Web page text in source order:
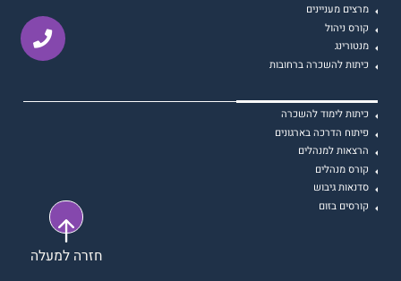
חזרה למעלה
מרצים מעניינים
קורס ניהול
מנטורינג
כיתות להשכרה ברחובות
כיתות לימוד להשכרה
פיתוח הדרכה בארגונים
הרצאות למנהלים
קורס מנהלים
סדנאות גיבוש
קורסים בזום